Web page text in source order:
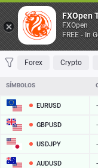
FAVORITES MOST
Forex Crypto
SÍMBOLOS
EURUSD -
GBPUSD -
USDJPY -
AUDUSD -
FXOpen
FXOpen
FREE - In